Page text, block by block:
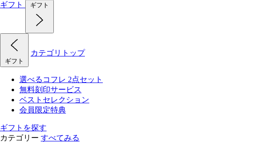
ギフト
ギフト
ギフト
カテゴリトップ
選べるコフレ 2点セット
無料刻印サービス
ベストセレクション
会員限定特典
ギフトを探す
カテゴリー すべてみる